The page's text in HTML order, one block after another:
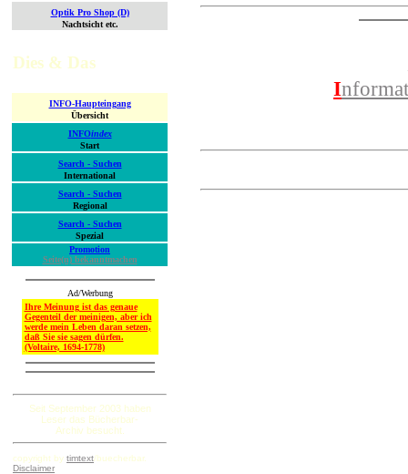
Optik Pro Shop (D)
Nachtsicht etc.
Dies & Das
INFO-Haupteingang
Übersicht
INFOindex
Start
Search - Suchen
International
Search - Suchen
Regional
Search - Suchen
Spezial
Promotion
Seite(n) bekanntmachen
Ad/Werbung
Ihre Meinung ist das genaue
Gegenteil der meinigen, aber ich
werde mein Leben daran setzen,
daß Sie sie sagen dürfen.
(Voltaire, 1694-1778)
Seit September 2003 haben
Leser das Bücherbar-
Archiv besucht.
copyright by timtext/buecherbar.
Disclaimer
I